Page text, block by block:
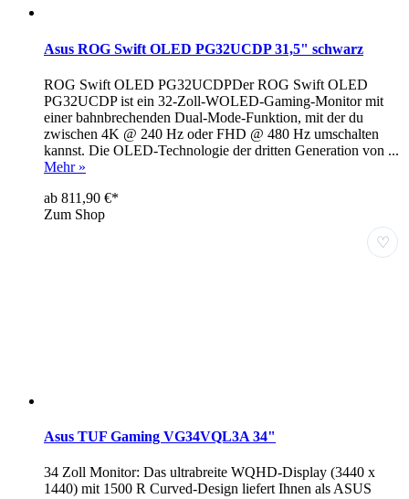
Asus ROG Swift OLED PG32UCDP 31,5" schwarz
ROG Swift OLED PG32UCDPDer ROG Swift OLED
PG32UCDP ist ein 32-Zoll-WOLED-Gaming-Monitor mit
einer bahnbrechenden Dual-Mode-Funktion, mit der du
zwischen 4K @ 240 Hz oder FHD @ 480 Hz umschalten
kannst. Die OLED-Technologie der dritten Generation von ...
Mehr »
ab 811,90 €*
Zum Shop
♡
Asus TUF Gaming VG34VQL3A 34"
34 Zoll Monitor: Das ultrabreite WQHD-Display (3440 x
1440) mit 1500 R Curved-Design liefert Ihnen als ASUS